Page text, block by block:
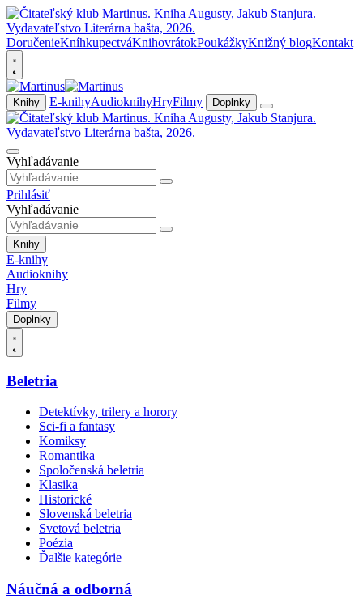
DoručenieKníhkupectváKnihovrátokPoukážkyKnižný blogKontakt
Knihy E-knihyAudioknihyHryFilmy Doplnky
Vyhľadávanie
Prihlásiť
Vyhľadávanie
Knihy
E-knihy
Audioknihy
Hry
Filmy
Doplnky
Beletria
Detektívky, trilery a horory
Sci-fi a fantasy
Komiksy
Romantika
Spoločenská beletria
Klasika
Historické
Slovenská beletria
Svetová beletria
Poézia
Ďalšie kategórie
Náučná a odborná